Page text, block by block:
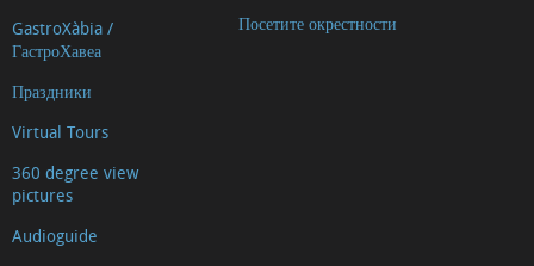
GastroXàbia /
ГастроХавеа
Праздники
Virtual Tours
360 degree view
pictures
Audioguide
Посетите окрестности